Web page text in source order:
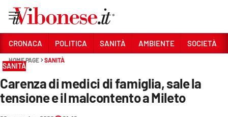
Sezioni
CRONACA
POLITICA
CRONACA POLITICA SANITÀ AMBIENTE SOCIETÀ
HOME PAGE SANITÀ
SANITÀ
Carenza di medici di famiglia, sale la
tensione e il malcontento a Mileto